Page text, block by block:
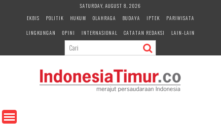
e
n
SATURDAY, AUGUST 8, 2026
EKBIS
POLITIK HUKUM OLAHRAGA BUDAYA IPTEK
PARIWISATA
LINGKUNGAN
OPINI INTERNASIONAL CATATAN REDAKSI LAIN-LAIN